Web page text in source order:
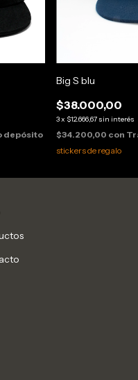
depósito
Big S blu
$38.000,00
3x $12.666,67 sin interés
$34.200,00 con
stickers de regalo